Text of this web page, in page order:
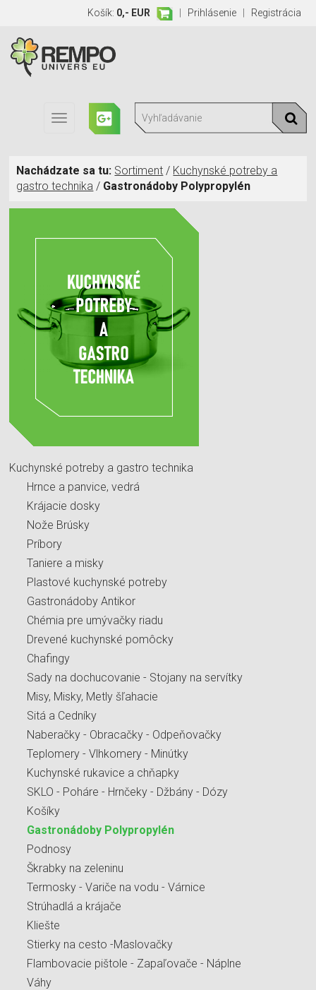
Košík: 0,- EUR | Prihlásenie| Registrácia
Toggle
navigation
Nachádzate sa tu: Sortiment / Kuchynské potreby a
gastro technika / Gastronádoby Polypropylén
Kuchynské potreby a gastro technika
Hrnce a panvice, vedrá
Krájacie dosky
Nože Brúsky
Príbory
Taniere a misky
Plastové kuchynské potreby
Gastronádoby Antikor
Chémia pre umývačky riadu
Drevené kuchynské pomôcky
Chafingy
Sady na dochucovanie - Stojany na servítky
Misy, Misky, Metly šľahacie
Sitá a Cedníky
Naberačky - Obracačky - Odpeňovačky
Teplomery - Vlhkomery - Minútky
Kuchynské rukavice a chňapky
SKLO - Poháre - Hrnčeky - Džbány - Dózy
Košíky
Gastronádoby Polypropylén
Podnosy
Škrabky na zeleninu
Termosky - Variče na vodu - Várnice
Strúhadlá a krájače
Kliešte
Stierky na cesto -Maslovačky
Flambovacie pištole - Zapaľovače - Náplne
Váhy